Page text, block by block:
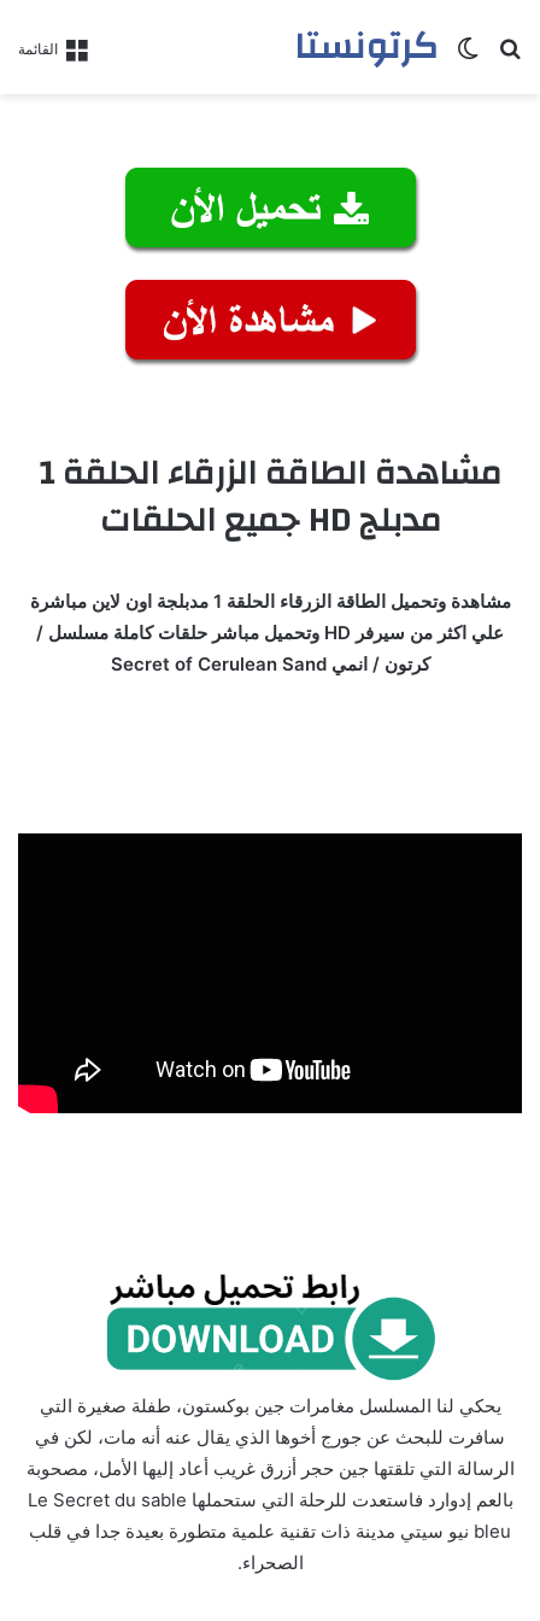
القائمة كرتونستابحث عنالوضع المظلم
مشاهدة الطاقة الزرقاء الحلقة 1
مدبلج HD جميع الحلقات
مشاهدة وتحميل الطاقة الزرقاء الحلقة 1 مدبلجة اون لاين مباشرة
علي اكثر من سيرفر HD وتحميل مباشر حلقات كاملة مسلسل /
كرتون / انمي Secret of Cerulean Sand
يحكي لنا المسلسل مغامرات جين بوكستون، طفلة صغيرة التي
سافرت للبحث عن جورج أخوها الذي يقال عنه أنه مات، لكن في
الرسالة التي تلقتها جين حجر أزرق غريب أعاد إليها الأمل، مصحوبة
بالعم إدوارد فاستعدت للرحلة التي ستحملها Le Secret du sable
bleu نيو سيتي مدينة ذات تقنية علمية متطورة بعيدة جدا في قلب
الصحراء.